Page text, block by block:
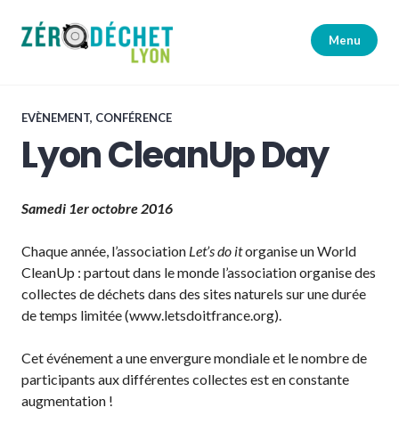
contenu
Menu
EVÈNEMENT, CONFÉRENCE
Lyon CleanUp Day
Samedi 1eroctobre 2016
Chaque année, l’association Let’s do itorganise un World
CleanUp : partout dans le monde l’association organise des
collectes de déchets dans des sites naturels sur une durée
de temps limitée (www.letsdoitfrance.org).
Cet événement a une envergure mondiale et le nombre de
participants aux différentes collectes est en constante
augmentation !